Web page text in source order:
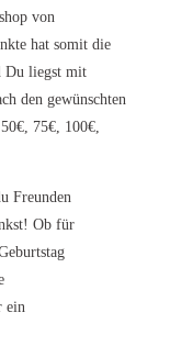
von
hat somit die
Du liegst mit
den gewünschten
75€, 100€,
Freunden
Ob für
ein